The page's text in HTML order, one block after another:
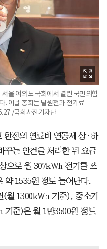
울 여의도 국회에서 열린 국민의힘
. 이날 총회는 탈원전과 전기료
/국회사진기자단
한전의 연료비 연동제 상·하
꾸는 안건을 처리한 뒤 요금
으로 월 307kWh 전기를 쓰
약 1535원 정도 늘어난다.
(월 1300kWh 기준), 중소기
기준)은 월 1만3500원 정도